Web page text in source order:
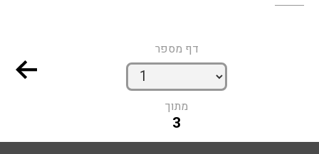
דף מספר
מתוך
3